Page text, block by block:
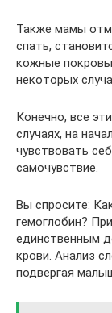
Также мамы
спать,
кожные
некоторых
Конечно, все
случаях, на
чувствовать
самочувствие.
Вы спросите:
гемоглобин?
единственным
крови. Анализ
подвергая